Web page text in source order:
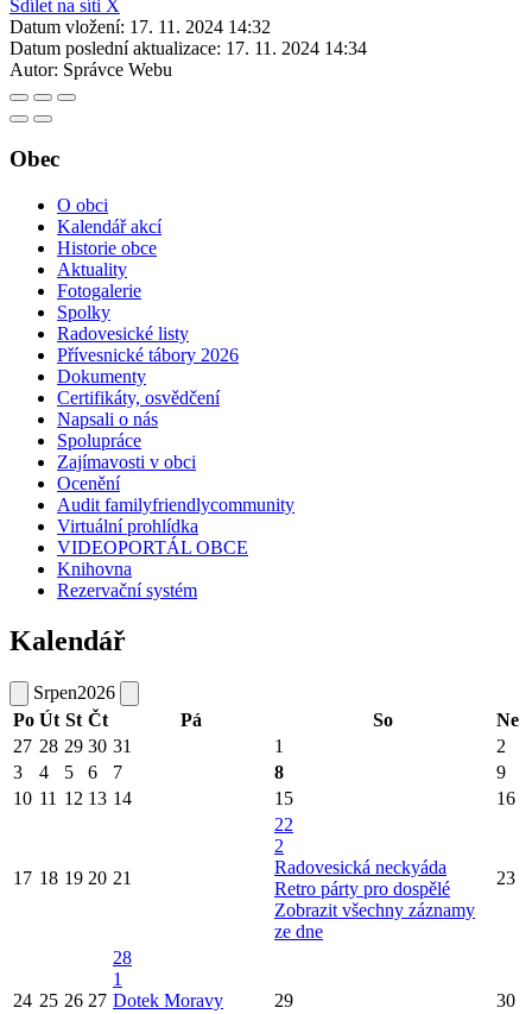
Sdílet na síti X
Datum vložení: 17. 11. 2024 14:32
Datum poslední aktualizace: 17. 11. 2024 14:34
Autor: Správce Webu
Obec
O obci
Kalendář akcí
Historie obce
Aktuality
Fotogalerie
Spolky
Radovesické listy
Přívesnické tábory 2026
Dokumenty
Certifikáty, osvědčení
Napsali o nás
Spolupráce
Zajímavosti v obci
Ocenění
Audit familyfriendlycommunity
Virtuální prohlídka
VIDEOPORTÁL OBCE
Knihovna
Rezervační systém
Kalendář
Srpen2026
Po Út St Čt Pá So
Ne
27 28 29 30 31 1
2
3
4 5 6 7 8
9
10 11 12 13 14 15 16
17 18 19 20 21
22
2
Radovesická neckyáda
Retro párty pro dospělé
Zobrazit všechny záznamy
ze dne
23
24 25 26 27
28
1
Dotek Moravy
29 30